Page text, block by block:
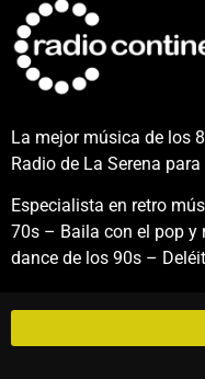
La mejor música de los
Radio de La Serena
Especialista en retro
70s – Baila con el pop y
dance de los 90s –